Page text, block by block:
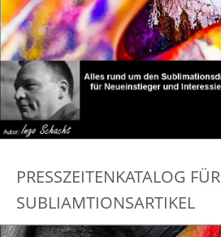
PRESSZEITENKATALOG FÜR
SUBLIAMTIONSARTIKEL